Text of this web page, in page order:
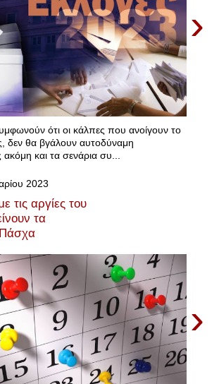
›
ότι οι κάλπες που ανοίγουν το
δεν θα βγάλουν αυτοδύναμη
και τα σενάρια συ...
2023
τις αργίες του
τα
Πάσχα
›